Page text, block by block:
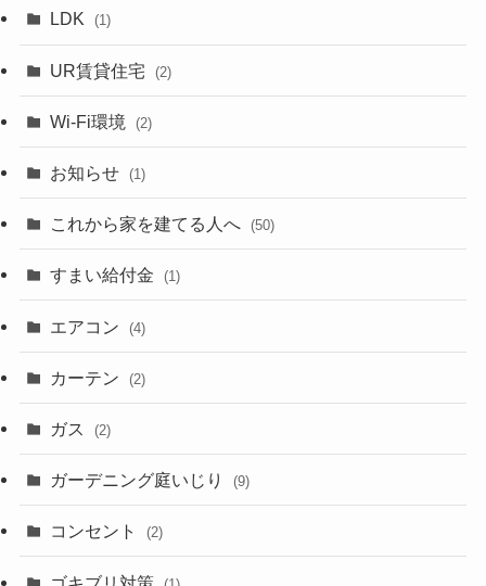
LDK (1)
UR賃貸住宅 (2)
Wi-Fi環境 (2)
お知らせ (1)
これから家を建てる人へ (50)
すまい給付金 (1)
エアコン (4)
カーテン (2)
ガス (2)
ガーデニング庭いじり (9)
コンセント (2)